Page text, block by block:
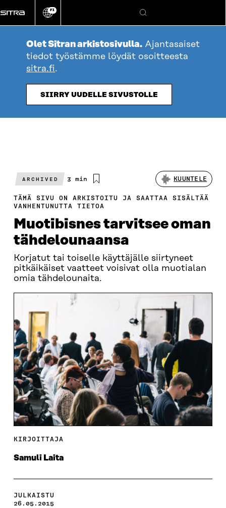
suoraan
sisältöön
Vaihda
kieli
FI
Hae
Olet Sitran arkistosivulla. Ajantasaiset
tiedot työstämme löydät osoitteesta
sitra.fi.
SIIRRY UUDELLE SIVUSTOLLE
ARCHIVED
Arvioitu
3 min KUUNTELE
TÄMÄ SIVU ON ARKISTOITU JA SAATTAA SISÄLTÄÄ
VANHENTUNUTTA TIETOA
Muotibisnes tarvitsee oman
tähdelounaansa
Korjatut tai toiselle käyttäjälle siirtyneet
pitkäikäiset vaatteet voisivat olla muotialan
omia tähdelounaita.
KIRJOITTAJA
Samuli Laita
JULKAISTU
26.05.2015